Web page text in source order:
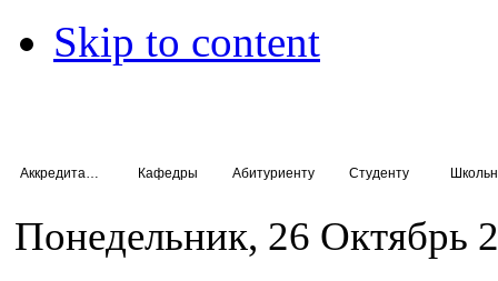
Skip to content
Кафедры Абитуриенту Студенту
Понедельник, 26 Октябрь